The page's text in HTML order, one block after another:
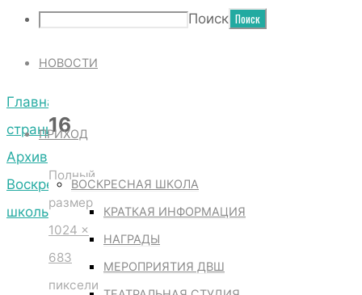
НОВОСТИ
ПРИХОД
ВОСКРЕСНАЯ ШКОЛА
КРАТКАЯ ИНФОРМАЦИЯ
НАГРАДЫ
МЕРОПРИЯТИЯ ДВШ
16
Главная
страница
Архив
Воскресной
школы
16
Полный
размер
1024 ×
683
пиксели
Поиск